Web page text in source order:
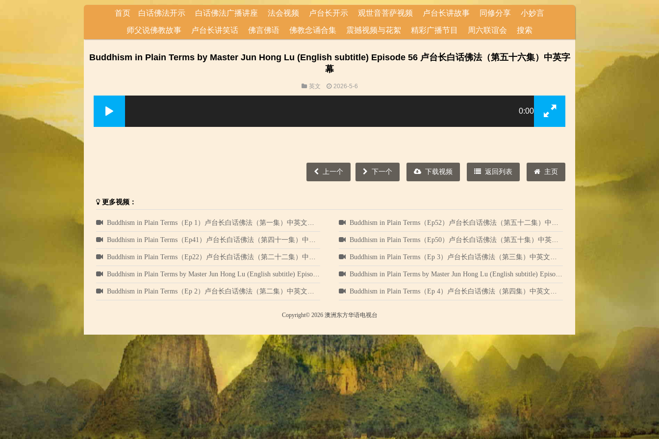
首页 白话佛法开示 白话佛法广播讲座 法会视频 卢台长开示 观世音菩萨视频 卢台长讲故事 同修分享 小妙言
师父说佛教故事 卢台长讲笑话 佛言佛语 佛教念诵合集 震撼视频与花絮 精彩广播节目 周六联谊会 搜索
Buddhism in Plain Terms by Master Jun Hong Lu (English subtitle) Episode 56 卢台长白话佛法（第五十六集）中英字
幕
英文 2026-5-6
0:00
上一个 下一个 下载视频 返回列表 主页
更多视频：
Buddhism in Plain Terms（Ep 1）卢台长白话佛法（第一集）中英文字幕 Buddhism in Plain Terms（Ep52）卢台长白话佛法（第五十二集）中英文字幕
Buddhism in Plain Terms（Ep41）卢台长白话佛法（第四十一集）中英文字幕 Buddhism in Plain Terms（Ep50）卢台长白话佛法（第五十集）中英文字幕
Buddhism in Plain Terms（Ep22）卢台长白话佛法（第二十二集）中英文字幕 ​Buddhism in Plain Terms（Ep 3）卢台长白话佛法（第三集）中英文字幕
Buddhism in Plain Terms by Master Jun Hong Lu (English subtitle) Episode 12 卢台长白话佛法（第十二集）中英字幕 Buddhism in Plain Terms by Master Jun Hong Lu (English subtitle) Episode 9 卢台长白话佛法（第九集）中英字幕
​Buddhism in Plain Terms（Ep 2）卢台长白话佛法（第二集）中英文字幕 Buddhism in Plain Terms（Ep 4）卢台长白话佛法（第四集）中英文字幕
Copyright© 2026 澳洲东方华语电视台